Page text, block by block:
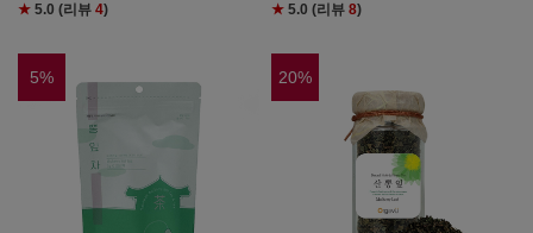
★ 5.0 (리뷰 4) ★ 5.0 (리뷰8)
5% 20%